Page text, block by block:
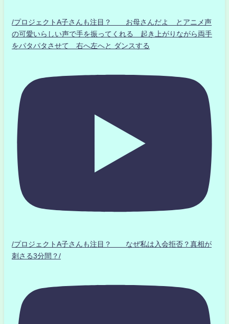
/プロジェクトA子さんも注目？ お母さんだよ とアニメ声
の可愛いらしい声で手を振ってくれる 起き上がりながら両手
をパタパタさせて 右へ左へと ダンスする
/プロジェクトA子さんも注目？ なぜ私は入会拒否？真相が
刺さる3分間？/